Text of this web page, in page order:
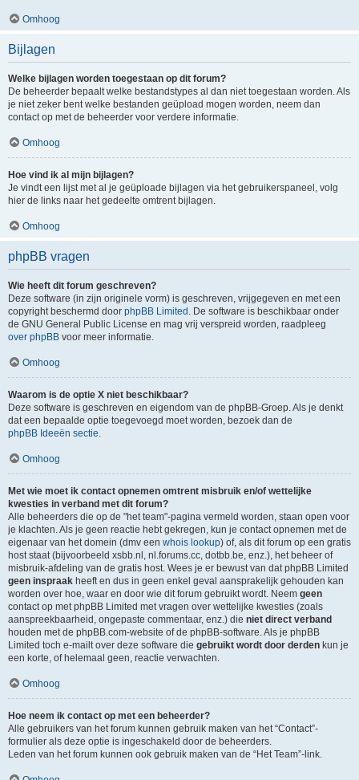
Omhoog
Bijlagen
Welke bijlagen worden toegestaan op dit forum?
De beheerder bepaalt welke bestandstypes al dan niet toegestaan worden. Als
je niet zeker bent welke bestanden geüpload mogen worden, neem dan
contact op met de beheerder voor verdere informatie.
Omhoog
Hoe vind ik al mijn bijlagen?
Je vindt een lijst met al je geüploade bijlagen via het gebruikerspaneel, volg
hier de links naar het gedeelte omtrent bijlagen.
Omhoog
phpBB vragen
Wie heeft dit forum geschreven?
Deze software (in zijn originele vorm) is geschreven, vrijgegeven en met een
copyright beschermd door phpBB Limited . De software is beschikbaar onder
de GNU General Public License en mag vrij verspreid worden, raadpleeg
over phpBB voor meer informatie.
Omhoog
Waarom is de optie X niet beschikbaar?
Deze software is geschreven en eigendom van de phpBB-Groep. Als je denkt
dat een bepaalde optie toegevoegd moet worden, bezoek dan de
phpBB Ideeën sectie.
Omhoog
Met wie moet ik contact opnemen omtrent misbruik en/of wettelijke
kwesties in verband met dit forum?
Alle beheerders die op de "het team"-pagina vermeld worden, staan open voor
je klachten. Als je geen reactie hebt gekregen, kun je contact opnemen met de
eigenaar van het domein (dmv een whois lookup) of, als dit forum op een gratis
host staat (bijvoorbeeld xsbb.nl, nl.forums.cc, dotbb.be, enz.), het beheer of
misbruik-afdeling van de gratis host. Wees je er bewust van dat phpBB Limited
geen inspraak heeft en dus in geen enkel geval aansprakelijk gehouden kan
worden over hoe, waar en door wie dit forum gebruikt wordt. Neem geen
contact op met phpBB Limited met vragen over wettelijke kwesties (zoals
aanspreekbaarheid, ongepaste commentaar, enz.) die niet direct verband
houden met de phpBB.com-website of de phpBB-software. Als je phpBB
Limited toch e-mailt over deze software die gebruikt wordt door derden kun je
een korte, of helemaal geen, reactie verwachten.
Omhoog
Hoe neem ik contact op met een beheerder?
Alle gebruikers van het forum kunnen gebruik maken van het “Contact”-
formulier als deze optie is ingeschakeld door de beheerders.
Leden van het forum kunnen ook gebruik maken van de “Het Team”-link.